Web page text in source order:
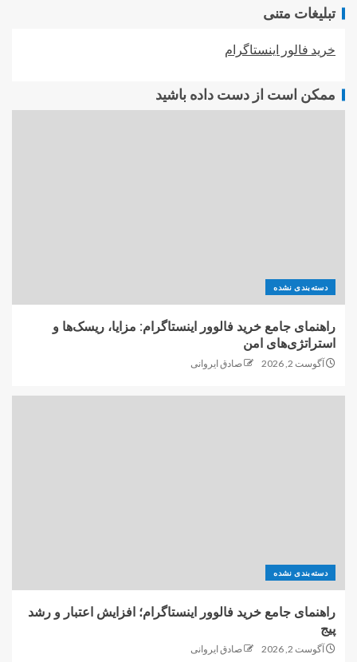
تبلیغات متنی
خرید فالور اینستاگرام
ممکن است از دست داده باشید
دسته‌بندی نشده
راهنمای جامع خرید فالوور اینستاگرام: مزایا، ریسک‌ها و
استراتژی‌های امن
آگوست 2, 2026 صادق ایروانی
دسته‌بندی نشده
راهنمای جامع خرید فالوور اینستاگرام؛ افزایش اعتبار و رشد
پیج
آگوست 2, 2026 صادق ایروانی